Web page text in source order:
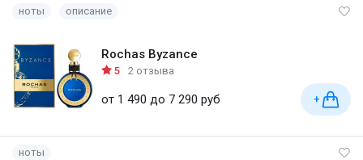
ноты описание
Rochas Byzance
5 2 отзыва
от 1 490 до 7 290 руб +
ноты